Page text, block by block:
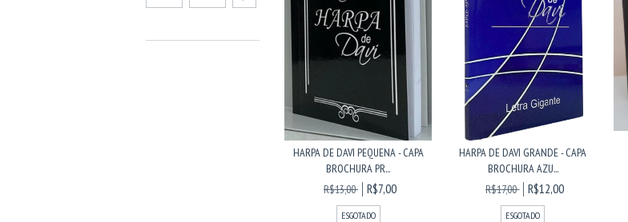
HARPA DE DAVI PEQUENA - CAPA
BROCHURA PR...
R$13,00
R$7,00
ESGOTADO
HARPA DE DAVI GRANDE - CAPA
BROCHURA AZU...
R$17,00
R$12,00
ESGOTADO